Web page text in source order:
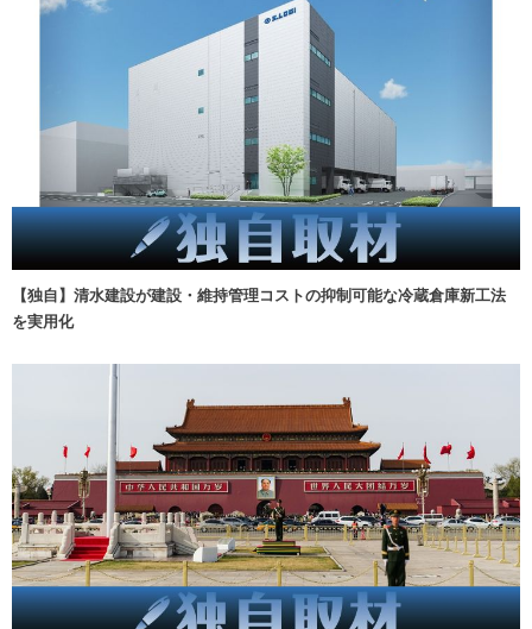
【独自】清水建設が建設・維持管理コストの抑制可能な冷蔵倉庫新工法
を実用化